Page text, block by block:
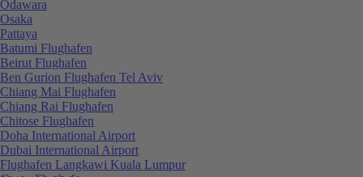
Odawara
Osaka
Pattaya
Batumi Flughafen
Beirut Flughafen
Ben Gurion Flughafen Tel Aviv
Chiang Mai Flughafen
Chiang Rai Flughafen
Chitose Flughafen
Doha International Airport
Dubai International Airport
Flughafen Langkawi Kuala Lumpur